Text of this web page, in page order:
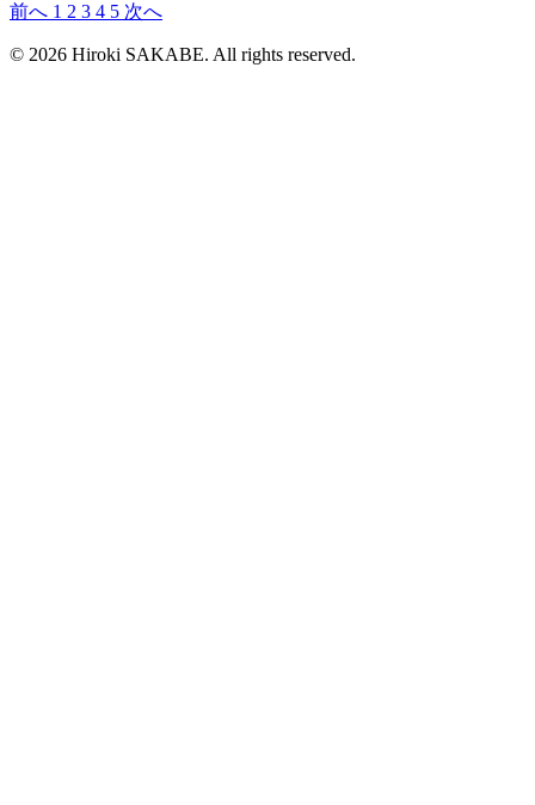
前へ 1 2 3 4 5 次へ
© 2026 Hiroki SAKABE. All rights reserved.